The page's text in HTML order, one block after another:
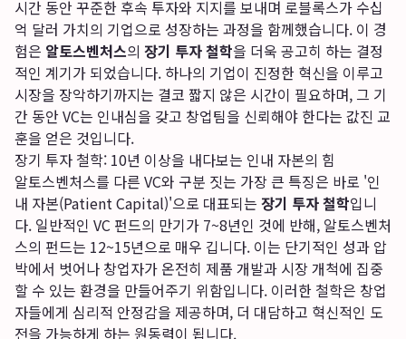
시간 동안 꾸준한 후속 투자와 지지를 보내며 로블록스가 수십
억 달러 가치의 기업으로 성장하는 과정을 함께했습니다. 이 경
험은 알토스벤처스의 장기 투자 철학을 더욱 공고히 하는 결정
적인 계기가 되었습니다. 하나의 기업이 진정한 혁신을 이루고
시장을 장악하기까지는 결코 짧지 않은 시간이 필요하며, 그 기
간 동안 VC는 인내심을 갖고 창업팀을 신뢰해야 한다는 값진 교
훈을 얻은 것입니다.
장기 투자 철학: 10년 이상을 내다보는 인내 자본의 힘
알토스벤처스를 다른 VC와 구분 짓는 가장 큰 특징은 바로 '인
내 자본(Patient Capital)'으로 대표되는 장기 투자 철학입니
다. 일반적인 VC 펀드의 만기가 7~8년인 것에 반해, 알토스벤처
스의 펀드는 12~15년으로 매우 깁니다. 이는 단기적인 성과 압
박에서 벗어나 창업자가 온전히 제품 개발과 시장 개척에 집중
할 수 있는 환경을 만들어주기 위함입니다. 이러한 철학은 창업
자들에게 심리적 안정감을 제공하며, 더 대담하고 혁신적인 도
전을 가능하게 하는 원동력이 됩니다.